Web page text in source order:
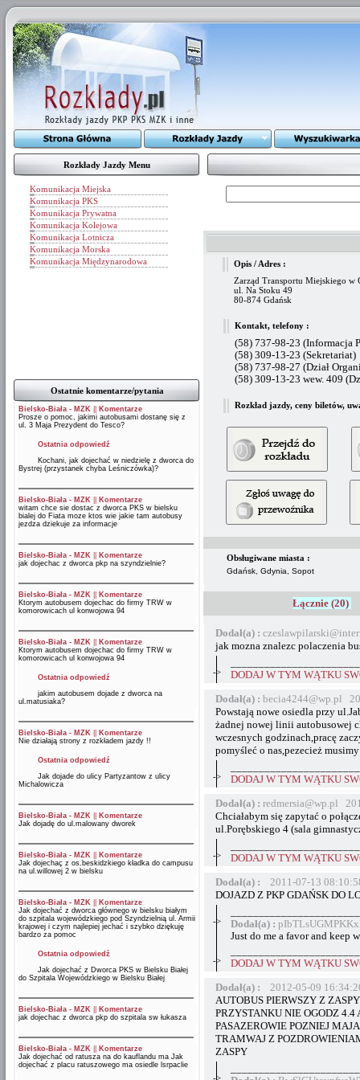
Rozkłady Jazdy Menu
Komunikacja Miejska
Komunikacja PKS
Komunikacja Prywatna
Komunikacja Kolejowa
Komunikacja Lotnicza
Komunikacja Morska
Komunikacja Międzynarodowa
Ostatnie komentarze/pytania
Bielsko-Biała - MZK
Komentarze
Prosze o pomoc, jakimi autobusami dostanę się z
ul. 3 Maja Prezydent do Tesco?
Ostatnia odpowiedź
Kochani, jak dojechać w niedzielę z dworca do
Bystrej (przystanek chyba Leśniczówka)?
Bielsko-Biała - MZK
Komentarze
witam chce sie dostac z dworca PKS w bielsku
bialej do Fiata moze ktos wie jakie tam autobusy
jezdza dziekuje za informacje
Bielsko-Biała - MZK
Komentarze
jak dojechac z dworca pkp na szyndzielnie?
Bielsko-Biała - MZK
Komentarze
Ktorym autobusem dojechac do firmy TRW w
komorowicach ul konwojowa 94
Bielsko-Biała - MZK
Komentarze
Ktorym autobusem dojechac do firmy TRW w
komorowicach ul konwojowa 94
Ostatnia odpowiedź
jakim autobusem dojade z dworca na
ul.matusiaka?
Bielsko-Biała - MZK
Komentarze
Nie działają strony z rozkładem jazdy !!
Ostatnia odpowiedź
Jak dojade do ulicy Partyzantow z ulicy
Michalowicza
Bielsko-Biała - MZK
Komentarze
Jak dojadę do ul.malowany dworek
Bielsko-Biała - MZK
Komentarze
Jak dojechaç z os.beskidzkiego kładka do campusu
na ul.willowej 2 w bielsku
Bielsko-Biała - MZK
Komentarze
Jak dojechać z dworca głównego w bielsku białym
do szpitala wojewódzkiego pod Szyndzielnią ul. Armii
krajowej i czym najlepiej jechać i szybko dziękuję
bardzo za pomoc
Ostatnia odpowiedź
Jak dojechać z Dworca PKS w Bielsku Białej
do Szpitala Wojewódzkiego w Bielsku Białej
Bielsko-Biała - MZK
Komentarze
jak dojechac z dworca pkp do szpitala sw łukasza
Bielsko-Biała - MZK
Komentarze
Jak dojechać od ratusza na do kauflandu ma Jak
dojechać z placu ratuszowego ma osiedle lsrpaclie
Opis / Adres :
Zarząd Transportu Miejskiego w
ul. Na Stoku 49
80-874 Gdańsk
Kontakt, telefony :
(58) 737-98-23 (Informacja
(58) 309-13-23 (Sekretariat)
(58) 737-98-27 (Dział
(58) 309-13-23 wew. 409
Rozkład jazdy, ceny biletów,
Obsługiwane miasta :
Gdańsk, Gdynia, Sopot
Łącznie (20)
Dodał(a) :
jak mozna znalezc polaczenia
->
DODAJ W TYM WĄTKU
Dodał(a) : becia4244@wp.pl
Powstają nowe osiedla przy
żadnej nowej linii autobusowej
wczesnych godzinach,pracę
pomyśleć o nas,pezecież
->
DODAJ W TYM WĄTKU
Dodał(a) : redmersia@wp.pl
Chciałabym się zapytać o
ul.Porębskiego 4 (sala
->
DODAJ W TYM WĄTKU
Dodał(a) :
2011-07-13
DOJAZD Z PKP GDAŃSK DO
->
Dodał(a) :
Just do me a favor and keep
->
DODAJ W TYM WĄTKU
Dodał(a) :
2012-05-09
AUTOBUS PIERWSZY Z
PRZYSTANKU NIE OGODZ
PASAZEROWIE POZNIEJ
TRAMWAJ Z
ZASPY
->